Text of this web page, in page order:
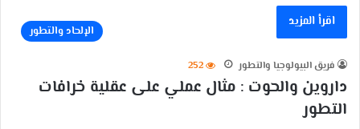
اقرأ المزيد
الإلحاد والتطور
فريق البيولوجيا والتطور 252
داروين والحوت : مثال عملي على عقلية خرافات
التطور